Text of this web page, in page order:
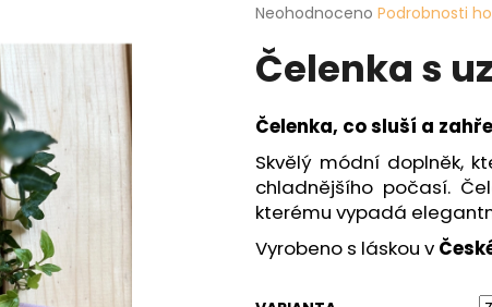
Průměrné
produktu
je
z
5
hvězdiček.
Neohodnoceno Podrobnosti
Čelenka s
Čelenka, co sluší a
Skvělý módní doplněk,
chladnějšího počasí.
kterému vypadá
Vyrobeno s láskou v
HLEDAT
Doporučujeme